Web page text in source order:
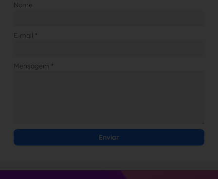
Nome
E-mail *
Mensagem *